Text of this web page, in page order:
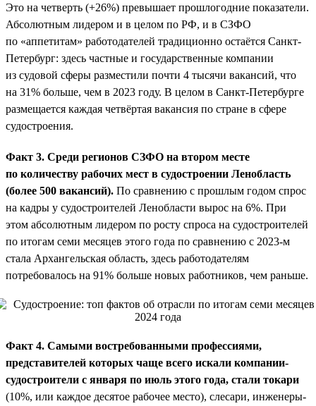
Это на четверть (+26%) превышает прошлогодние показатели.
Абсолютным лидером и в целом по РФ, и в СЗФО
по «аппетитам» работодателей традиционно остаётся Санкт-
Петербург: здесь частные и государственные компании
из судовой сферы разместили почти 4 тысячи вакансий, что
на 31% больше, чем в 2023 году. В целом в Санкт-Петербурге
размещается каждая четвёртая вакансия по стране в сфере
судостроения.
Факт 3. Среди регионов СЗФО на втором месте
по количеству рабочих мест в судостроении Ленобласть
(более 500 вакансий). По сравнению с прошлым годом спрос
на кадры у судостроителей Ленобласти вырос на 6%. При
этом абсолютным лидером по росту спроса на судостроителей
по итогам семи месяцев этого года по сравнению с 2023-м
стала Архангельская область, здесь работодателям
потребовалось на 91% больше новых работников, чем раньше.
Факт 4. Самыми востребованными профессиями,
представителей которых чаще всего искали компании-
судостроители с января по июль этого года, стали токари
(10%, или каждое десятое рабочее место), слесари, инженеры-